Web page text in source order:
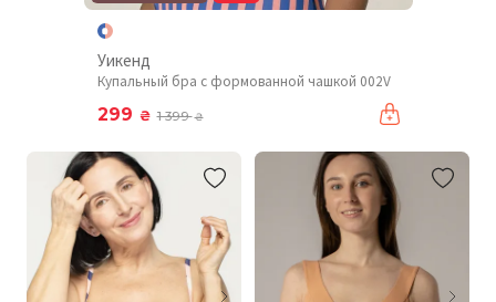
Уикенд
Купальный бра с формованной чашкой 002V
299 ₴ 1 399₴